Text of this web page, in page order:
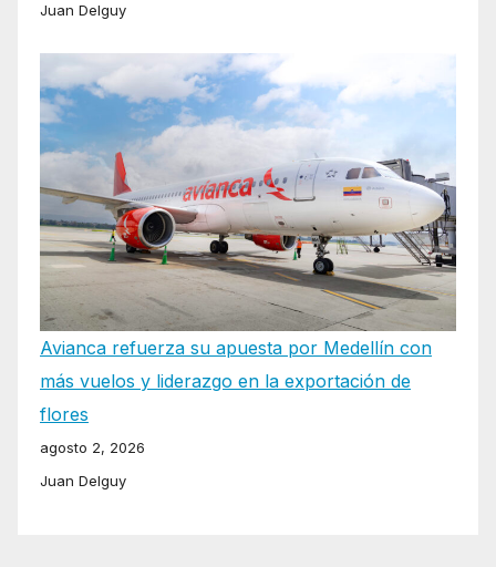
Juan Delguy
Avianca refuerza su apuesta por Medellín con
más vuelos y liderazgo en la exportación de
flores
agosto 2, 2026
Juan Delguy